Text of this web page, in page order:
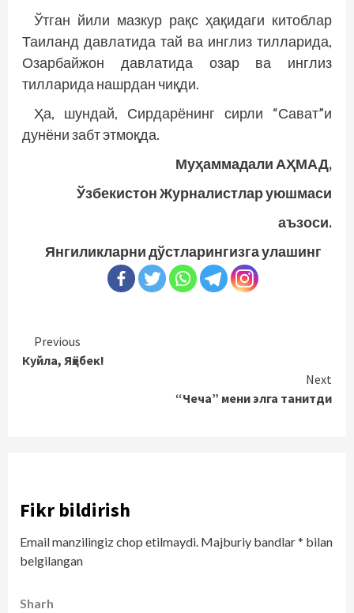
Ўтган йили мазкур рақс ҳақидаги китоблар
Таиланд давлатида тай ва инглиз тилларида,
Озарбайжон давлатида озар ва инглиз
тилларида нашрдан чиқди.
Ҳа, шундай, Сирдарёнинг сирли “Сават”и
дунёни забт этмоқда.
Муҳаммадали АҲМАД,
Ўзбекистон Журналистлар уюшмаси
аъзоси.
Янгиликларни дўстларингизга улашинг
Continue
Reading
Previous
Куйла, Яҳёбек!
Next
“Чеча” мени элга танитди
Fikr bildirish
Email manzilingiz chop etilmaydi. Majburiy bandlar* bilan
belgilangan
Sharh